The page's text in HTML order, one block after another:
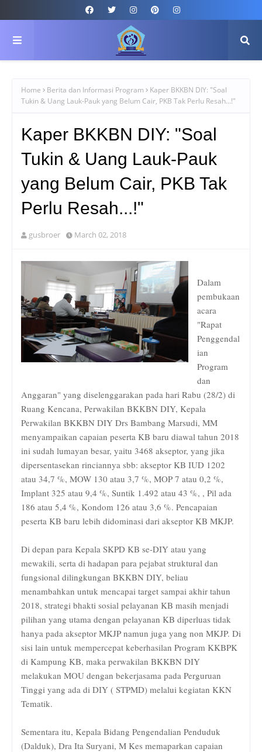
Home Berita dan Informasi Program
Kaper BKKBN DIY: "Soal
Tukin & Uang Lauk-Pauk yang Belum Cair, PKB Tak Perlu Resah...!"
Kaper BKKBN DIY: "Soal
Tukin & Uang Lauk-Pauk
yang Belum Cair, PKB Tak
Perlu Resah...!"
gusbroer March 02, 2018
Dalam
pembukaan
acara
"Rapat
Penggendal
ian
Program
dan
Anggaran" yang diselenggarakan pada hari Rabu (28/2) di
Ruang Kencana, Perwakilan BKKBN DIY, Kepala
Perwakilan BKKBN DIY Drs Bambang Marsudi, MM
menyampaikan capaian peserta KB baru diawal tahun 2018
ini sudah lumayan besar, yaitu 3468 akseptor, yang jika
dipersentasekan rinciannya sbb: akseptor KB IUD 1202
atau 34,7 %, MOW 130 atau 3,7 %, MOP 7 atau 0,2 %,
Implant 325 atau 9,4 %, Suntik 1.492 atau 43 %, , Pil ada
186 atau 5,4 %, Kondom 126 atau 3,6 %. Pencapaian
peserta KB baru lebih didominasi dari akseptor KB MKJP.
Di depan para Kepala SKPD KB se-DIY atau yang
mewakili, serta di hadapan para pejabat struktural dan
fungsional dilingkungan BKKBN DIY, beliau
menambahkan untuk mencapai target sampai akhir tahun
2018, strategi bhakti sosial pelayanan KB masih menjadi
pilihan yang utama dengan pelayanan KB diperluas tidak
hanya pada akseptor MKJP namun juga yang non MKJP. Di
sisi lain untuk mempercepat keberhasilan Program KKBPK
di Kampung KB, maka perwakilan BKKBN DIY
melakukan MOU dengan bekerjasama pada Perguruan
Tinggi yang ada di DIY ( STPMD) melalui kegiatan KKN
Tematik.
Sementara itu, Kepala Bidang Pengendalian Penduduk
(Dalduk), Dra Ita Suryani, M Kes memaparkan capaian